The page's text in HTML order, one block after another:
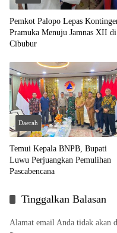
Pemkot Palopo Lepas
Pramuka Menuju Jamnas XII di
Cibubur
Daerah
Temui Kepala BNPB, Bupati
Luwu Perjuangkan Pemulihan
Pascabencana
Tinggalkan Balasan
Alamat email Anda tidak akan